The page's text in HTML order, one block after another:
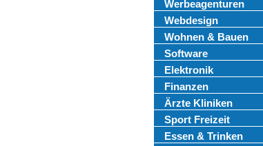
Werbeagenturen
Webdesign
Wohnen & Bauen
Software
Elektronik
Finanzen
Ärzte Kliniken
Sport Freizeit
Essen & Trinken